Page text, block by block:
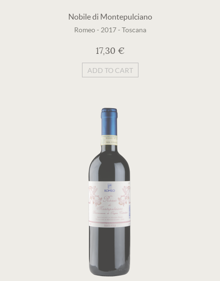
Nobile di Montepulciano
Romeo - 2017- Toscana
17,30 €
ADD TO CART